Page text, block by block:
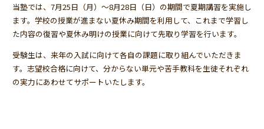
当塾では、7月25日（月）～8月28日（日）の期間で夏期講習を実施し
ます。学校の授業が進まない夏休み期間を利用して、これまで学習し
た内容の復習や夏休み明けの授業に向けて先取り学習を行います。
受験生は、来年の入試に向けて各自の課題に取り組んでいただきま
す。志望校合格に向けて、分からない単元や苦手教科を生徒それぞれ
の実力にあわせてサポートいたします。